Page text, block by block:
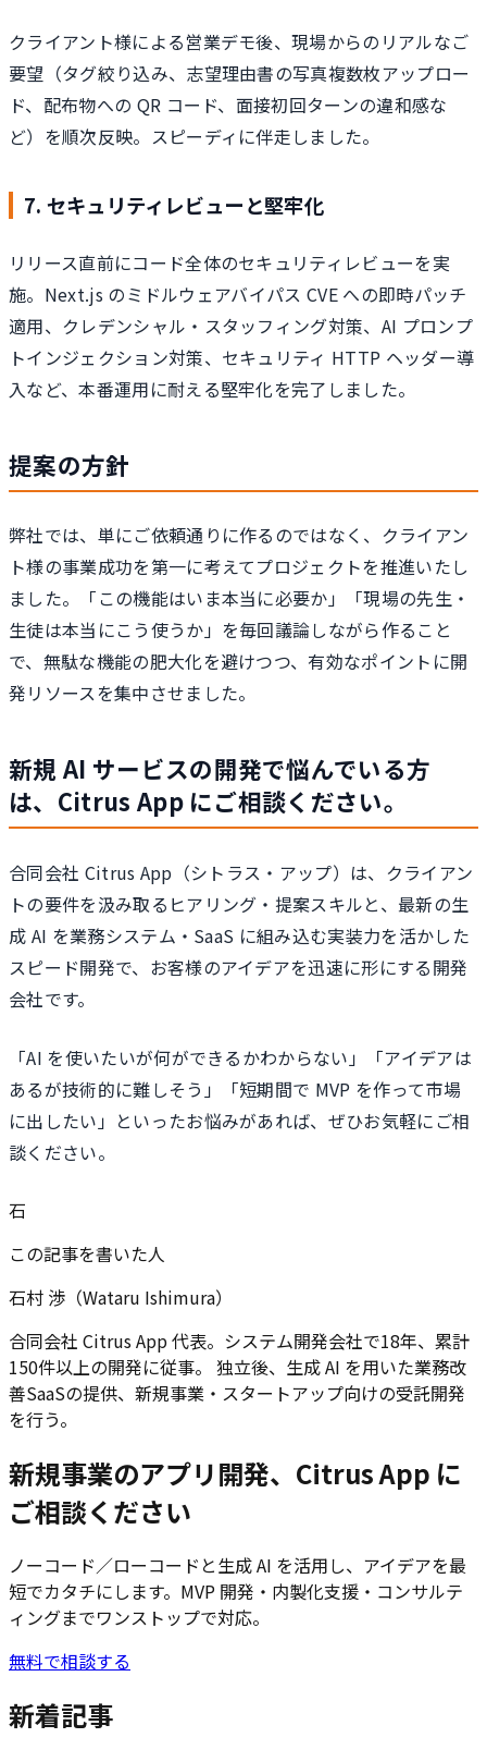
クライアント様による営業デモ後、現場からのリアルなご
要望（タグ絞り込み、志望理由書の写真複数枚アップロー
ド、配布物への QR コード、面接初回ターンの違和感な
ど）を順次反映。スピーディに伴走しました。
7. セキュリティレビューと堅牢化
リリース直前にコード全体のセキュリティレビューを実
施。Next.js のミドルウェアバイパス CVE への即時パッチ
適用、クレデンシャル・スタッフィング対策、AI プロンプ
トインジェクション対策、セキュリティ HTTP ヘッダー導
入など、本番運用に耐える堅牢化を完了しました。
提案の方針
弊社では、単にご依頼通りに作るのではなく、クライアン
ト様の事業成功を第一に考えてプロジェクトを推進いたし
ました。「この機能はいま本当に必要か」「現場の先生・
生徒は本当にこう使うか」を毎回議論しながら作ること
で、無駄な機能の肥大化を避けつつ、有効なポイントに開
発リソースを集中させました。
新規 AI サービスの開発で悩んでいる方
は、Citrus App にご相談ください。
合同会社 Citrus App（シトラス・アップ）は、クライアン
トの要件を汲み取るヒアリング・提案スキルと、最新の生
成 AI を業務システム・SaaS に組み込む実装力を活かした
スピード開発で、お客様のアイデアを迅速に形にする開発
会社です。
「AI を使いたいが何ができるかわからない」「アイデアは
あるが技術的に難しそう」「短期間で MVP を作って市場
に出したい」といったお悩みがあれば、ぜひお気軽にご相
談ください。
石
この記事を書いた人
石村 渉（Wataru Ishimura）
合同会社 Citrus App 代表。システム開発会社で18年、累計
150件以上の開発に従事。 独立後、生成 AI を用いた業務改
善SaaSの提供、新規事業・スタートアップ向けの受託開発
を行う。
新規事業のアプリ開発、Citrus App に
ご相談ください
ノーコード／ローコードと生成 AI を活用し、アイデアを最
短でカタチにします。MVP 開発・内製化支援・コンサルテ
ィングまでワンストップで対応。
無料で相談する
新着記事